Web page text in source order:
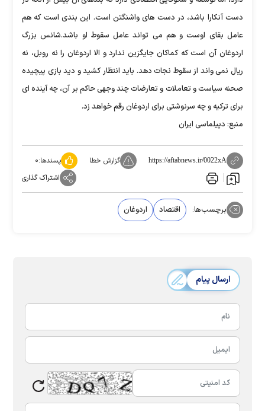
دست آنکارا باشد، در دست های واشنگتن است. این بندی است که هم
عامل بقای اوست و هم می تواند عامل سقوط او باشد.شانس بزرگ
اردوغان آن است که کماکان جایگزین ندارد و الا اردوغان را نه روبل، نه
ریال نمی واند از سقوط نجات دهد. باید انتظار کشید و دید بازی پیچیده
صحنه سیاست و تعاملات و تعارضات چند وجهی حاکم بر آن، چه آینده ای
برای ترکیه و چه سرنوشتی برای اردوغان رقم خواهد زد.
منبع: دپیلماسی ایران
https://aftabnews.ir/0022xA گزارش خطا پسندها:۰
اشتراک گذاری
برچسب‌ها: اقتصاد اردوغان
ارسال پیام